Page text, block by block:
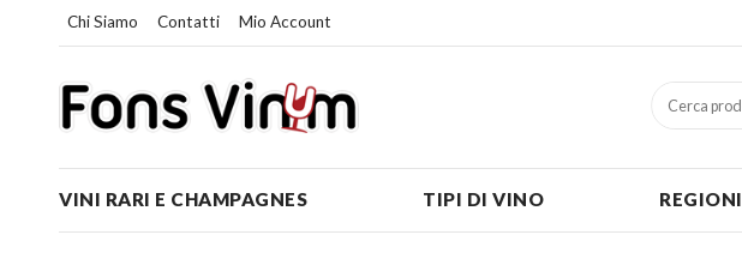
Chi Siamo Contatti Mio Account
VINI RARI E CHAMPAGNES TIPI DI VINO REGIONI